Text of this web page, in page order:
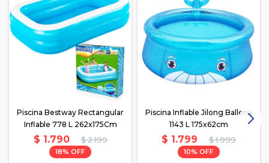
Piscina Bestway Rectangular
Inflable 778 L 262x175Cm
$ 1.790 $ 2.199
18
Piscina Inflable Jilong Ballena
1143 L 175x62cm
$ 1.799 $ 1.999
10